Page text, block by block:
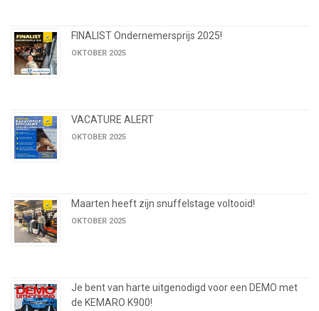
FINALIST Ondernemersprijs 2025!
OKTOBER 2025
VACATURE ALERT
OKTOBER 2025
Maarten heeft zijn snuffelstage voltooid!
OKTOBER 2025
Je bent van harte uitgenodigd voor een DEMO met
de KEMARO K900!